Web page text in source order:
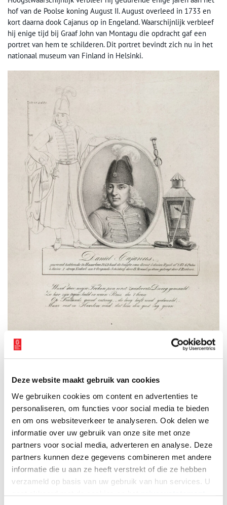
Deze website maakt gebruik van cookies
We gebruiken cookies om content en advertenties te
personaliseren, om functies voor social media te bieden
en om ons websiteverkeer te analyseren. Ook delen we
informatie over uw gebruik van onze site met onze
partners voor social media, adverteren en analyse. Deze
partners kunnen deze gegevens combineren met andere
informatie die u aan ze heeft verstrekt of die ze hebben
verzameld op basis van uw gebruik van hun services. U
hof van de Poolse koning August II. August overleed in 1733 en
kort daarna dook Cajanus op in Engeland. Waarschijnlijk verbleef
hij enige tijd bij Graaf John van Montagu die opdracht gaf een
portret van hem te schilderen. Dit portret bevindt zich nu in het
nationaal museum van Finland in Helsinki.
Portret van Daniel Cajanus, Noord-Hollands Archief / Beeldcollectie van de
gemeente Haarlem. Inventarisnummer NL-HlmNHA_53013646
In 1734 vinden we Cajanus terug in Amsterdam. Hij verbleef daar
in de destijds zeer vermaarde herberg ‘Blauw Jan’. Achter die
herberg bevond zich een exotische dierentuin met struisvogels,
leeuwen en tijgers, apen, pauwen en wat niet al. Ook verbleven er
reuzen, reuzinnen, dwergen en kunstenmakers. In dit
etablissement vond Cajanus een passend onderkomen.
Vooral na Cajanus’ dood ontstond het gerucht dat hij met zijn
omzwervingen langs Europese hoven een vermogen had
verdiend. Uit zijn nalatenschap blijkt echter dat dit wel meeviel.